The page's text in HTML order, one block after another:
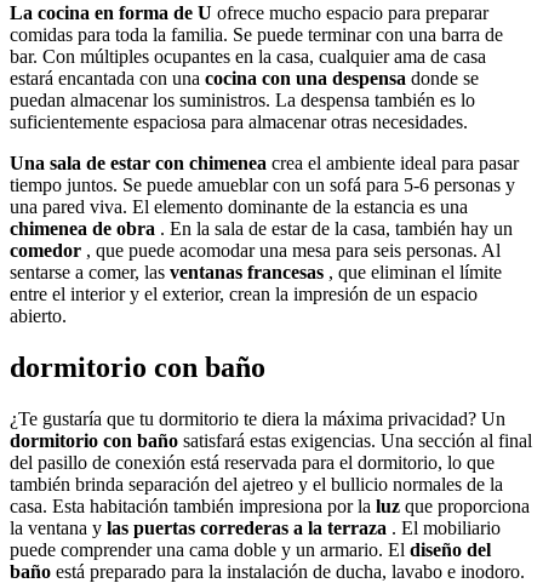
La cocina en forma de U ofrece mucho espacio para preparar
comidas para toda la familia. Se puede terminar con una barra de
bar. Con múltiples ocupantes en la casa, cualquier ama de casa
estará encantada con una cocina con una despensa donde se
puedan almacenar los suministros. La despensa también es lo
suficientemente espaciosa para almacenar otras necesidades.
Una sala de estar con chimenea crea el ambiente ideal para pasar
tiempo juntos. Se puede amueblar con un sofá para 5-6 personas y
una pared viva. El elemento dominante de la estancia es una
chimenea de obra . En la sala de estar de la casa, también hay un
comedor , que puede acomodar una mesa para seis personas. Al
sentarse a comer, las ventanas francesas , que eliminan el límite
entre el interior y el exterior, crean la impresión de un espacio
abierto.
dormitorio con baño
¿Te gustaría que tu dormitorio te diera la máxima privacidad? Un
dormitorio con baño satisfará estas exigencias. Una sección al final
del pasillo de conexión está reservada para el dormitorio, lo que
también brinda separación del ajetreo y el bullicio normales de la
casa. Esta habitación también impresiona por la luz que proporciona
la ventana y las puertas correderas a la terraza . El mobiliario
puede comprender una cama doble y un armario. El diseño del
baño está preparado para la instalación de ducha, lavabo e inodoro.